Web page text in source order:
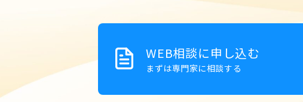
WEB相談に申し込む
まずは専門家に相談する